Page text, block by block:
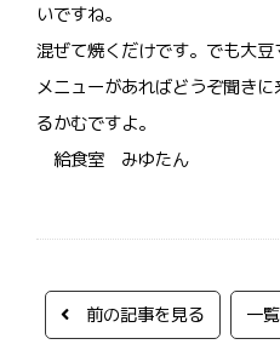
いですね。
混ぜて焼くだけです。でも大
メニューがあればどうぞ聞き
るかむですよ。
給食室 みゆたん
前の記事を見る 一